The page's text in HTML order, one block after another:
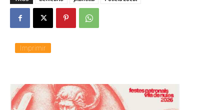
Imprimir